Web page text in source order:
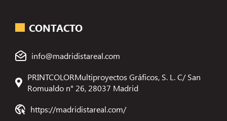
CONTACTO
info@madridistareal.com
PRINTCOLORMultiproyectos Gráficos, S. L. C/ San
Romualdo n° 26, 28037 Madrid
https://madridistareal.com/